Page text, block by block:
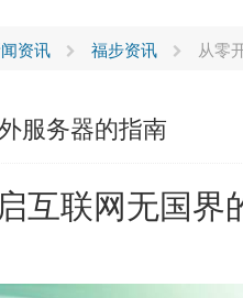
资讯 福步资讯 从零
服务器的指南
互联网无国界